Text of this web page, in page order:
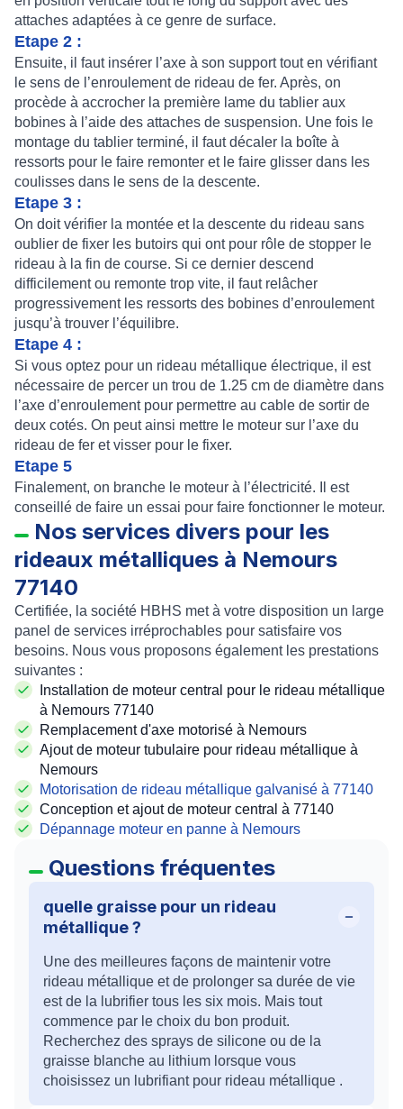
attaches adaptées à ce genre de surface.
Etape 2 :
Ensuite, il faut insérer l’axe à son support tout en vérifiant
le sens de l’enroulement de rideau de fer. Après, on
procède à accrocher la première lame du tablier aux
bobines à l’aide des attaches de suspension. Une fois le
montage du tablier terminé, il faut décaler la boîte à
ressorts pour le faire remonter et le faire glisser dans les
coulisses dans le sens de la descente.
Etape 3 :
On doit vérifier la montée et la descente du rideau sans
oublier de fixer les butoirs qui ont pour rôle de stopper le
rideau à la fin de course. Si ce dernier descend
difficilement ou remonte trop vite, il faut relâcher
progressivement les ressorts des bobines d’enroulement
jusqu’à trouver l’équilibre.
Etape 4 :
Si vous optez pour un rideau métallique électrique, il est
nécessaire de percer un trou de 1.25 cm de diamètre dans
l’axe d’enroulement pour permettre au cable de sortir de
deux cotés. On peut ainsi mettre le moteur sur l’axe du
rideau de fer et visser pour le fixer.
Etape 5
Finalement, on branche le moteur à l’électricité. Il est
conseillé de faire un essai pour faire fonctionner le moteur.
Nos services divers pour les
rideaux métalliques à Nemours
77140
Certifiée, la société HBHS met à votre disposition un large
panel de services irréprochables pour satisfaire vos
besoins. Nous vous proposons également les prestations
suivantes :
Installation de moteur central pour le rideau métallique
à Nemours 77140
Remplacement d'axe motorisé à Nemours
Ajout de moteur tubulaire pour rideau métallique à
Nemours
Motorisation de rideau métallique galvanisé à 77140
Conception et ajout de moteur central à 77140
Dépannage moteur en panne à Nemours
Questions fréquentes
quelle graisse pour un rideau
métallique ?
Une des meilleures façons de maintenir votre
rideau métallique et de prolonger sa durée de vie
est de la lubrifier tous les six mois. Mais tout
commence par le choix du bon produit.
Recherchez des sprays de silicone ou de la
graisse blanche au lithium lorsque vous
choisissez un lubrifiant pour rideau métallique .